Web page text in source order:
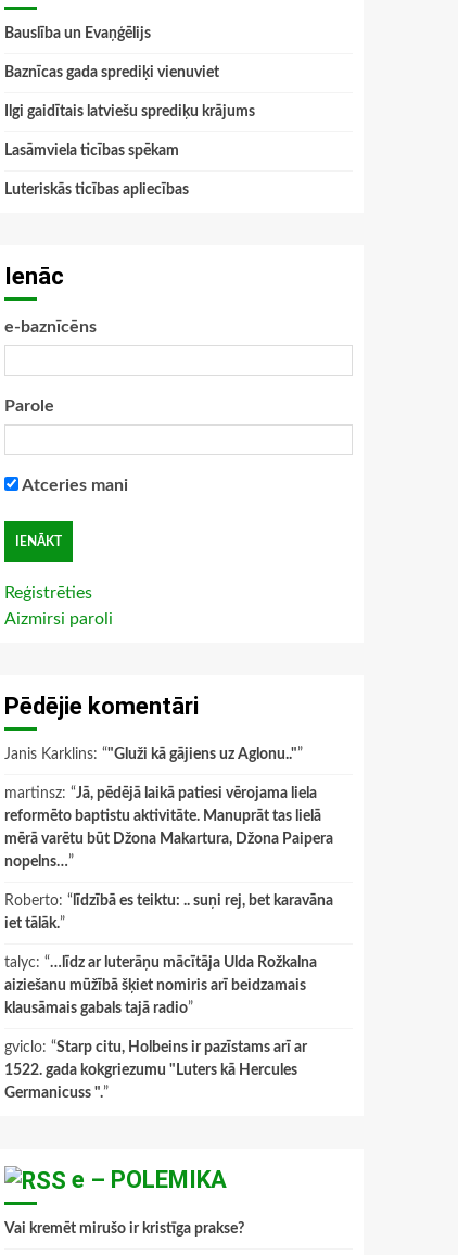
Bauslība un Evaņģēlijs
Baznīcas gada sprediķi vienuviet
Ilgi gaidītais latviešu sprediķu krājums
Lasāmviela ticības spēkam
Luteriskās ticības apliecības
Ienāc
e-baznīcēns
Parole
Atceries mani
Reģistrēties
Aizmirsi paroli
Pēdējie komentāri
Janis Karklins: “"Gluži kā gājiens uz Aglonu.."”
martinsz: “Jā, pēdējā laikā patiesi vērojama liela
reformēto baptistu aktivitāte. Manuprāt tas lielā
mērā varētu būt Džona Makartura, Džona Paipera
nopelns…”
Roberto: “ līdzībā es teiktu: .. suņi rej, bet karavāna
iet tālāk.”
talyc: “…līdz ar luterāņu mācītāja Ulda Rožkalna
aiziešanu mūžībā šķiet nomiris arī beidzamais
klausāmais gabals tajā radio”
gviclo: “Starp citu, Holbeins ir pazīstams arī ar
1522. gada kokgriezumu "Luters kā Hercules
Germanicuss ".”
e – POLEMIKA
Vai kremēt mirušo ir kristīga prakse?